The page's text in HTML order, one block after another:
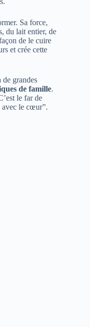
Sa force,
du lait entier, de
de le cuire
et crée cette
de grandes
de famille.
le far de
avec le cœur”.